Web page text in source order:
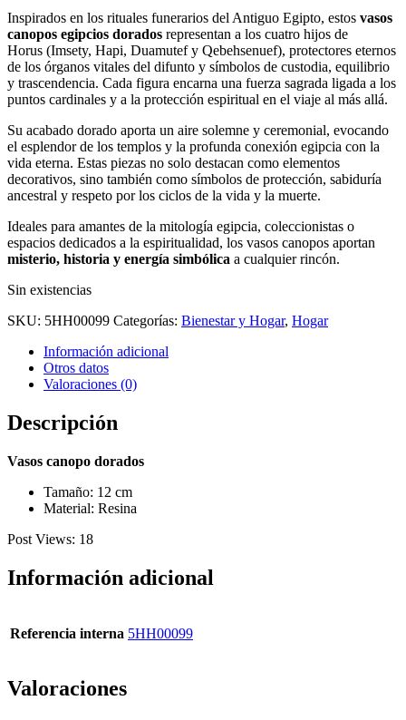
Inspirados en los rituales funerarios del Antiguo Egipto, estos vasos
canopos egipcios dorados representan a los cuatro hijos de
Horus (Imsety, Hapi, Duamutef y Qebehsenuef), protectores eternos
de los órganos vitales del difunto y símbolos de custodia, equilibrio
y trascendencia. Cada figura encarna una fuerza sagrada ligada a los
puntos cardinales y a la protección espiritual en el viaje al más allá.
Su acabado dorado aporta un aire solemne y ceremonial, evocando
el esplendor de los templos y la profunda conexión egipcia con la
vida eterna. Estas piezas no solo destacan como elementos
decorativos, sino también como símbolos de protección, sabiduría
ancestral y respeto por los ciclos de la vida y la muerte.
Ideales para amantes de la mitología egipcia, coleccionistas o
espacios dedicados a la espiritualidad, los vasos canopos aportan
misterio, historia y energía simbólica a cualquier rincón.
Sin existencias
SKU: 5HH00099 Categorías: Bienestar y Hogar, Hogar
Información adicional
Otros datos
Valoraciones (0)
Descripción
Vasos canopo dorados
Tamaño: 12 cm
Material: Resina
Post Views: 18
Información adicional
Referencia interna 5HH00099
Valoraciones